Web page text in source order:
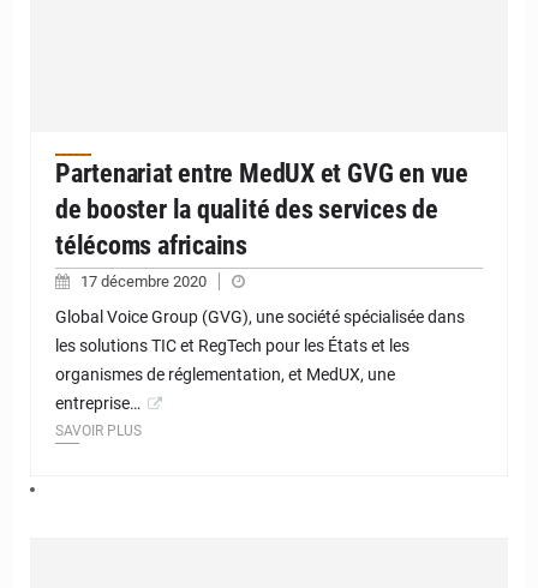
Partenariat entre MedUX et GVG en vue
de booster la qualité des services de
télécoms africains
17 décembre 2020
Global Voice Group (GVG), une société spécialisée dans
les solutions TIC et RegTech pour les États et les
organismes de réglementation, et MedUX, une
entreprise…
SAVOIR PLUS